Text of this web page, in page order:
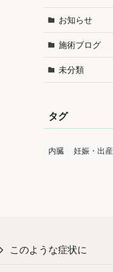
お知らせ
施術ブログ
未分類
タグ
内臓 妊娠・出産
このような症状に